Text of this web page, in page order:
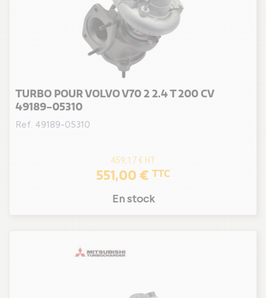
TURBO POUR VOLVO V70 2 2.4 T 200 CV
49189-05310
Ref. 49189-05310
459,17 € HT
551,00 € TTC
En stock